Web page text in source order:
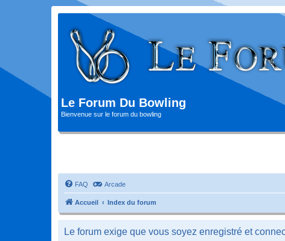
Le Forum Du Bowling
Bienvenue sur le forum du bowling
FAQ Arcade
Accueil Index du forum
Le forum exige que vous soyez enregistré et